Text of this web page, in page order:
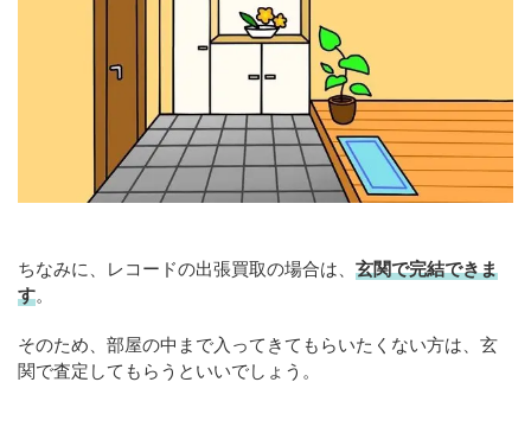
ちなみに、レコードの出張買取の場合は、 玄関で完結できま
す。
そのため、部屋の中まで入ってきてもらいたくない方は、玄
関で査定してもらうといいでしょう。